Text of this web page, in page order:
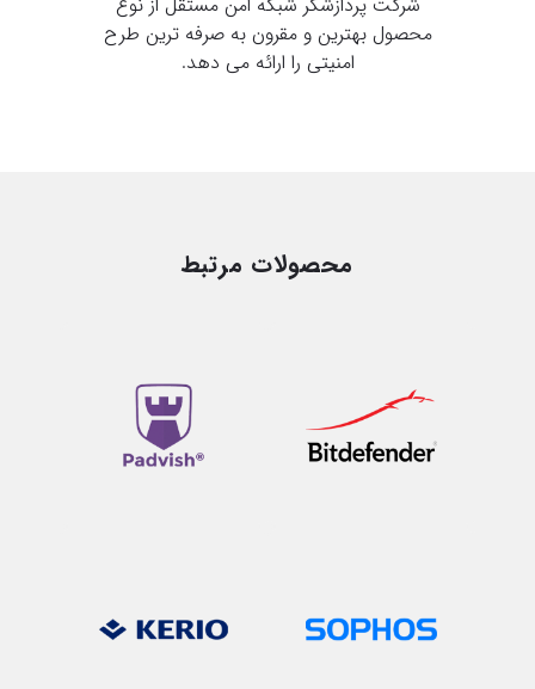
محصول بهترین و مقرون به صرفه ترین طرح
امنیتی را ارائه می دهد.
محصولات مرتبط